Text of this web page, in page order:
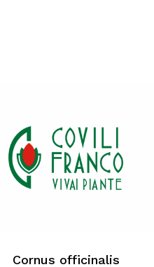
Cornus officinalis